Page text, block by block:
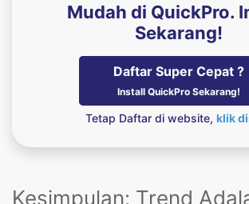
Mudah di QuickPro.
Sekarang!
Daftar Super Cepat ?
Install QuickPro Sekarang!
Tetap Daftar di website, klik
Kesimpulan: Trend